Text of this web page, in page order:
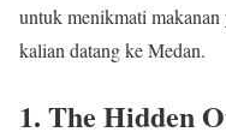
untuk menikmati
kalian datang ke Medan.
1. The Hidden